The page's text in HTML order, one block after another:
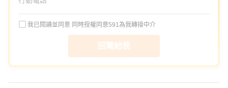
我已閱讀並同意 同時授權同意591為我轉接中介
回電給我